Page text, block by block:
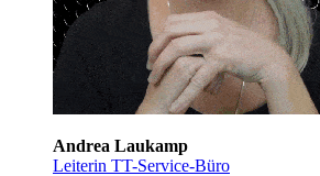
Andrea Laukamp
Leiterin TT-Service-Büro